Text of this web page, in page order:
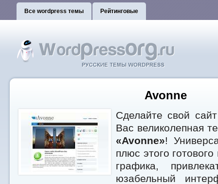
Все wordpress темы Рейтинговые
Avonne
Сделайте свой
Вас великолепная
«Avonne»!
плюс этого
графика,
юзабельный